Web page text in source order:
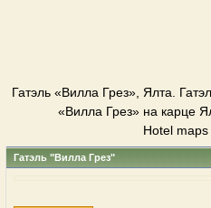
Гатэль «Вилла Грез», Ялта.
«Вилла Грез» на карце
Hotel maps
Гатэль "Вилла Грез"